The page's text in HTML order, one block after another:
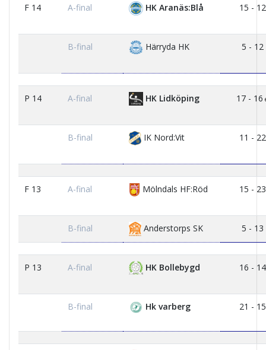
F 14 A-final HK Aranäs:Blå 15 - 12
B-final Härryda HK 5 - 12
P 14 A-final HK Lidköping 17 - 16
B-final IK Nord:Vit 11 - 22
F 13 A-final Mölndals HF:Röd 15 - 23
B-final Anderstorps SK 5 - 13
P 13 A-final HK Bollebygd 16 - 14
B-final Hk varberg 21 - 15